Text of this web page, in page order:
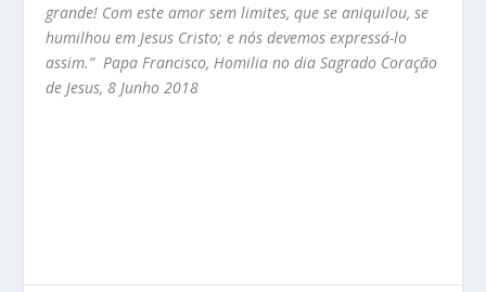
grande! Com este amor sem limites, que se aniquilou, se
humilhou em Jesus Cristo; e nós devemos expressá-lo
assim.” Papa Francisco, Homilia no dia Sagrado Coração
de Jesus, 8 Junho 2018